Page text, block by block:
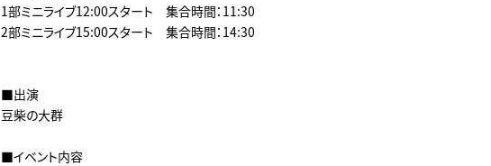
1部ミニライブ12:00スタート 集合時間：11:30
2部ミニライブ15:00スタート 集合時間：14:30
■出演
豆柴の大群
■イベント内容